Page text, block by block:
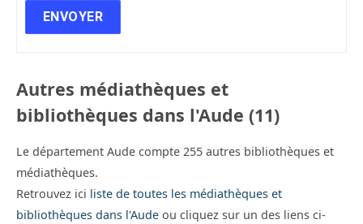
Autres médiathèques et
bibliothèques dans l'Aude (11)
Le département Aude compte 255 autres bibliothèques et
médiathèques.
Retrouvez ici liste de toutes les médiathèques et
bibliothèques dans l'Aude ou cliquez sur un des liens ci-